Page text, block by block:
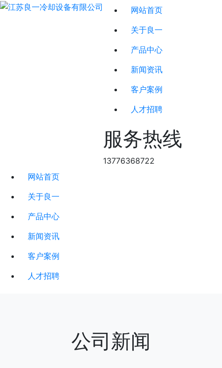
网站首页
关于良一
产品中心
新闻资讯
客户案例
人才招聘
服务热线
13776368722
网站首页
关于良一
产品中心
新闻资讯
客户案例
人才招聘
公司新闻